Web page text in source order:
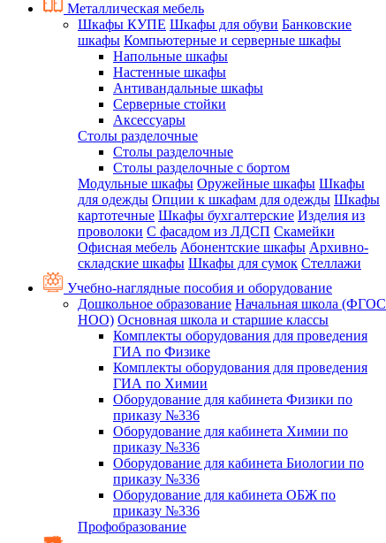
Металлическая мебель
Шкафы КУПЕ Шкафы для обуви Банковские
шкафы Компьютерные и серверные шкафы
Напольные шкафы
Настенные шкафы
Антивандальные шкафы
Серверные стойки
Аксессуары
Столы разделочные
Столы разделочные
Столы разделочные с бортом
Модульные шкафы Оружейные шкафы Шкафы
для одежды Опции к шкафам для одежды Шкафы
картотечные Шкафы бухгалтерские Изделия из
проволоки С фасадом из ЛДСП Скамейки
Офисная мебель Абонентские шкафы Архивно-
складские шкафы Шкафы для сумок Стеллажи
Учебно-наглядные пособия и оборудование
Дошкольное образование Начальная школа (ФГОС
НОО) Основная школа и старшие классы
Комплекты оборудования для проведения
ГИА по Физике
Комплекты оборудования для проведения
ГИА по Химии
Оборудование для кабинета Физики по
приказу №336
Оборудование для кабинета Химии по
приказу №336
Оборудование для кабинета Биологии по
приказу №336
Оборудование для кабинета ОБЖ по
приказу №336
Профобразование